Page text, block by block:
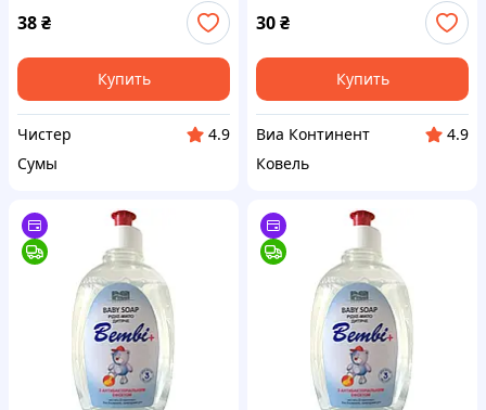
38₴
Купить
Чистер
4.9
Сумы
запаска 330 мл
30₴
Купить
Виа Континент
4.9
Ковель